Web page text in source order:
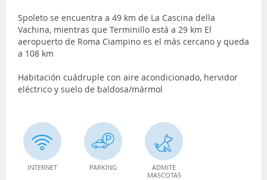
Spoleto se encuentra a 49 km de La Cascina della
Vachina, mientras que Terminillo está a 29 km El
aeropuerto de Roma Ciampino es el más cercano y queda
a 108 km
Habitación cuádruple con aire acondicionado, hervidor
eléctrico y suelo de baldosa/mármol
INTERNET PARKING
ADMITE
MASCOTAS